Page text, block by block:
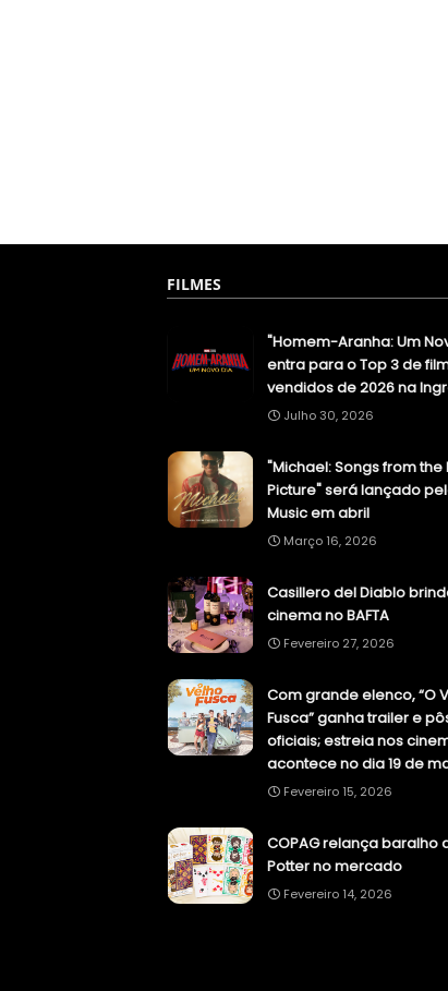
FILMES
"Homem-Aranha: Um
entra para o Top 3 de
vendidos de 2026 na
Julho 30, 2026
"Michael: Songs from the
Picture" será lançado
Music em abril
Março 16, 2026
Casillero del Diablo
cinema no BAFTA
Fevereiro 27, 2026
Com grande elenco, “O
Fusca” ganha trailer e
oficiais; estreia nos
acontece no dia 19 de
Fevereiro 15, 2026
COPAG relança baralho
Potter no mercado
Fevereiro 14, 2026